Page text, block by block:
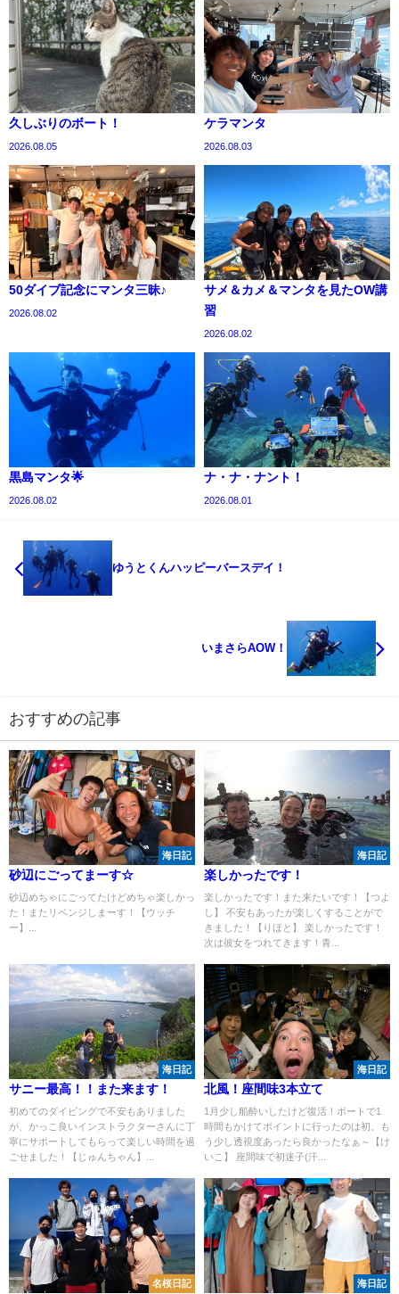
久しぶりのボート！
2026.08.05
ケラマンタ
2026.08.03
50ダイブ記念にマンタ三昧♪
2026.08.02
サメ＆カメ＆マンタを見たOW講
習
2026.08.02
黒島マンタ🌟
2026.08.02
ナ・ナ・ナント！
2026.08.01
ゆうとくんハッピーバースデイ！
いまさらAOW！
おすすめの記事
海日記
砂辺にごってまーす☆
砂辺めちゃにごってたけどめちゃ楽しかっ
た！またリベンジしまーす！【ウッチ
ー】...
海日記
楽しかったです！
楽しかったです！また来たいです！【つよ
し】 不安もあったが楽しくすることがで
きました！【りほと】 楽しかったです！
次は彼女をつれてきます！青...
海日記
サニー最高！！また来ます！
初めてのダイビングで不安もありました
が、かっこ良いインストラクターさんに丁
寧にサポートしてもらって楽しい時間を過
ごせました！【じゅんちゃん】...
海日記
北風！座間味3本立て
1月少し船酔いしたけど復活！ボートで1
時間もかけてポイントに行ったのは初。も
う少し透視度あったら良かったなぁ～【け
いこ】 座間味で初迷子(汗...
名桜日記 海日記